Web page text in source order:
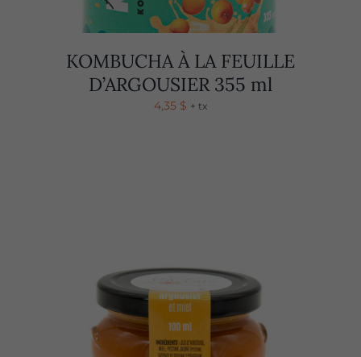
KOMBUCHA À LA FEUILLE
D’ARGOUSIER 355 ml
4,35 $ + tx